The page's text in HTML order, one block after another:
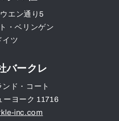
エン通り5
・ベリンゲン
イツ
バークレ
ド・コート
ーヨーク 11716
inc.com